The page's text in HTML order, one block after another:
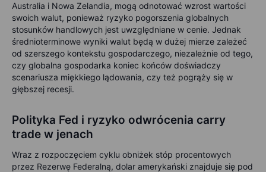
Australia i Nowa Zelandia, mogą odnotować wzrost wartości
swoich walut, ponieważ ryzyko pogorszenia globalnych
stosunków handlowych jest uwzględniane w cenie. Jednak
średnioterminowe wyniki walut będą w dużej mierze zależeć
od szerszego kontekstu gospodarczego, niezależnie od tego,
czy globalna gospodarka koniec końców doświadczy
scenariusza miękkiego lądowania, czy też pogrąży się w
głębszej recesji.
Polityka Fed i ryzyko odwrócenia carry
trade w jenach
Wraz z rozpoczęciem cyklu obniżek stóp procentowych
przez Rezerwę Federalną, dolar amerykański znajduje się pod